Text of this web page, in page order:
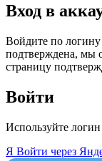
Вход в
Войдите по
подтверждена, мы
страницу
Войти
Используйте
Я Войти через